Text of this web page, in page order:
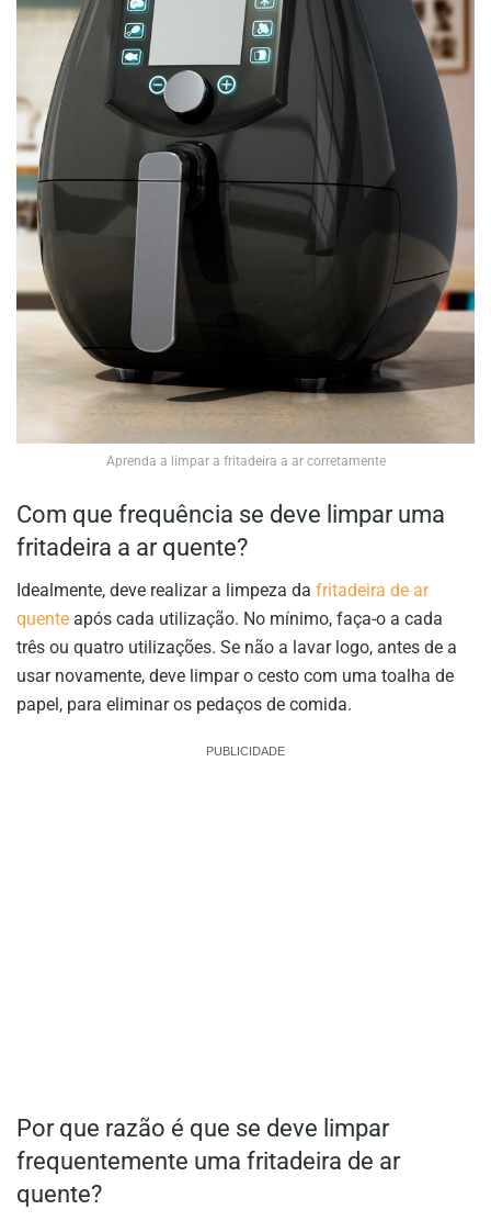
Aprenda a limpar a fritadeira a ar corretamente
Com que frequência se deve limpar uma
fritadeira a ar quente?
Idealmente, deve realizar a limpeza da fritadeira de ar
quente após cada utilização. No mínimo, faça-o a cada
três ou quatro utilizações. Se não a lavar logo, antes de a
usar novamente, deve limpar o cesto com uma toalha de
papel, para eliminar os pedaços de comida.
PUBLICIDADE
Por que razão é que se deve limpar
frequentemente uma fritadeira de ar
quente?